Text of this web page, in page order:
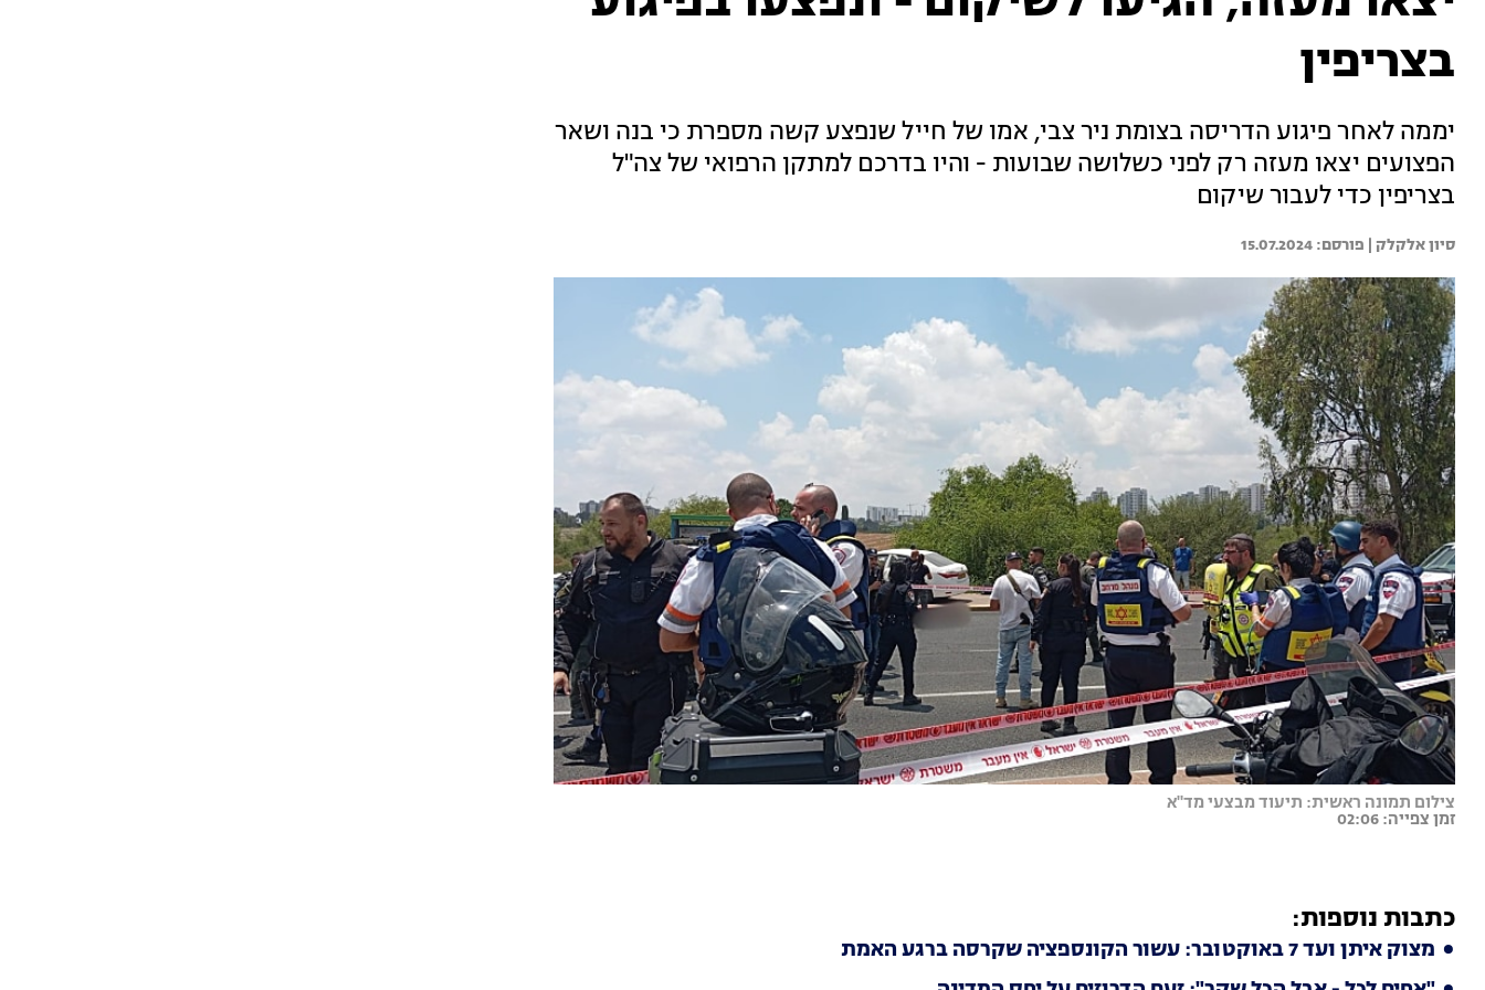
בצריפין
יממה לאחר פיגוע הדריסה בצומת ניר צבי, אמו של חייל שנפצע קשה מספרת כי בנה ושאר
הפצועים יצאו מעזה רק לפני כשלושה שבועות - והיו בדרכם למתקן הרפואי של צה"ל
בצריפין כדי לעבור שיקום
סיון אלקלק | 15.07.2024
צילום תמונה ראשית: תיעוד מבצעי מד"א
זמן צפייה: 02:06
כתבות נוספות:
מצוק איתן ועד 7 באוקטובר: עשור הקונספציה שקרסה ברגע האמת